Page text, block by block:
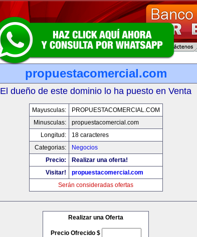
propuestacomercial.com
El dueño de este dominio lo ha puesto en Venta
Mayusculas:
PROPUESTACOMERCIAL.COM
Minusculas:
propuestacomercial.com
Longitud:
18 caracteres
Categorias:
Negocios
Precio:
Realizar una oferta!
Visitar!
propuestacomercial.com
Serán consideradas ofertas
Realizar una Oferta
Precio Ofrecido $